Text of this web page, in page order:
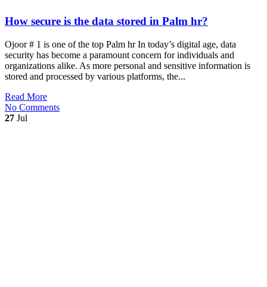
How secure is the data stored in Palm hr?
Ojoor # 1 is one of the top Palm hr In today’s digital age, data
security has become a paramount concern for individuals and
organizations alike. As more personal and sensitive information is
stored and processed by various platforms, the...
Read More
No Comments
27 Jul